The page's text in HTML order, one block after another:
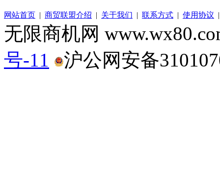
网站首页 | 商贸联盟介绍 | 关于我们 | 联系方式 | 使用协议
无限商机网
号-11
沪公网安备